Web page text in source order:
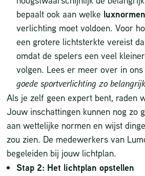
bepaalt ook aan welke luxnormen
verlichting moet voldoen. Voor
een grotere lichtsterkte vereist
omdat de spelers een veel
volgen. Lees er meer over in
goede sportverlichting zo
Als je zelf geen expert bent, raden
Jouw inschattingen kunnen nog zo
aan wettelijke normen en wijst
zou zien. De medewerkers van
begeleiden bij jouw lichtplan.
Stap 2: Het lichtplan opstellen